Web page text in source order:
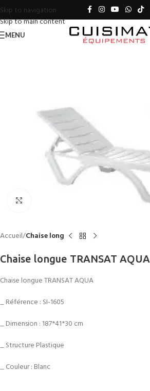
Skip to navigation
Skip to main content
MENU
Accueil Chaise long
Chaise longue TRANSAT AQUA
Chaise longue TRANSAT AQUA
_ Référence : SI-1605
_ Dimension : 187*41*30 cm
_ Structure Plastique
_ Couleur : Blanc